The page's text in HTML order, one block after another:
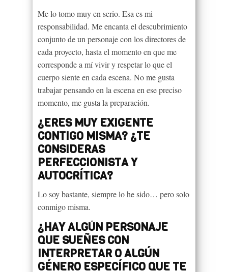
Me lo tomo muy en serio. Esa es mi
responsabilidad. Me encanta el descubrimiento
conjunto de un personaje con los directores de
cada proyecto, hasta el momento en que me
corresponde a mí vivir y respetar lo que el
cuerpo siente en cada escena. No me gusta
trabajar pensando en la escena en ese preciso
momento, me gusta la preparación.
¿ERES MUY EXIGENTE
CONTIGO MISMA? ¿TE
CONSIDERAS
PERFECCIONISTA Y
AUTOCRÍTICA?
Lo soy bastante, siempre lo he sido… pero solo
conmigo misma.
¿HAY ALGÚN PERSONAJE
QUE SUEÑES CON
INTERPRETAR O ALGÚN
GÉNERO ESPECÍFICO QUE TE